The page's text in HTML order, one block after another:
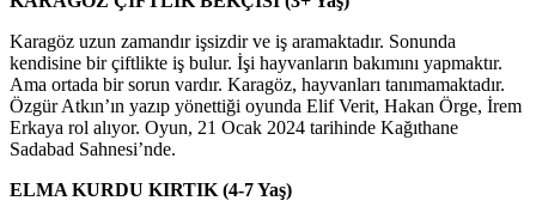
Karagöz uzun zamandır işsizdir ve iş aramaktadır. Sonunda
kendisine bir çiftlikte iş bulur. İşi hayvanların bakımını yapmaktır.
Ama ortada bir sorun vardır. Karagöz, hayvanları tanımamaktadır.
Özgür Atkın’ın yazıp yönettiği oyunda Elif Verit, Hakan Örge, İrem
Erkaya rol alıyor. Oyun, 21 Ocak 2024 tarihinde Kağıthane
Sadabad Sahnesi’nde.
ELMA KURDU KIRTIK (4-7 Yaş)